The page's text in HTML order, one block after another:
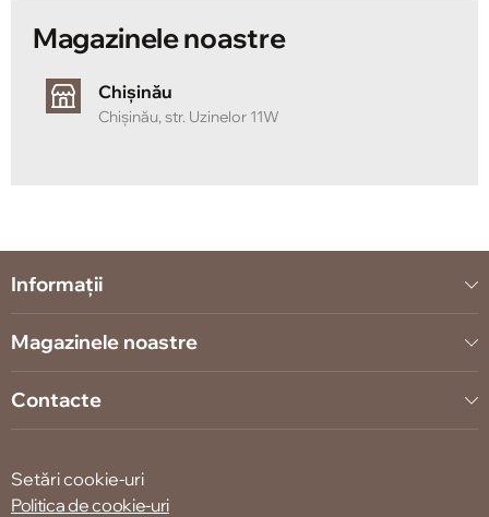
Magazinele noastre
Chișinău
Chișinău, str. Uzinelor 11W
Informații
Magazinele noastre
Contacte
Setări cookie-uri
Politica de cookie-uri